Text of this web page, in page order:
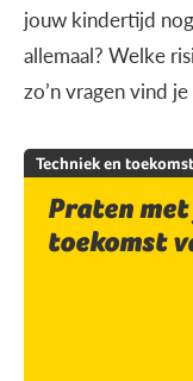
jouw kindertijd
allemaal? Welke
zo’n vragen vind
Techniek en toekomst
Praten
toekomst